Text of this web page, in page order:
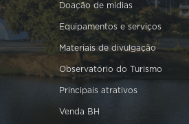
Doação de mídias
Equipamentos e serviços
Materiais de divulgação
Observatório do Turismo
Principais atrativos
Venda BH